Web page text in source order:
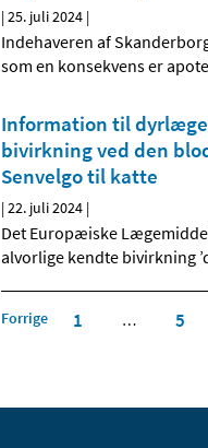
|25. juli 2024 |
Indehaveren af
som en konsekvens er
Information til
bivirkning ved den
Senvelgo til katte
|22. juli 2024 |
Det Europæiske
alvorlige kendte bivirkning
Forrige 1 … 5